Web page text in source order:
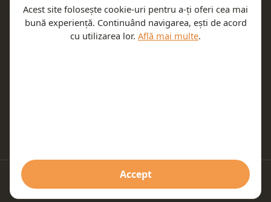
Autentificare
Comenzile mele
© 2026 Teeny. Toate drepturile rezervate.
Acest site folosește cookie-uri pentru a-ți oferi cea mai
bună experiență. Continuând navigarea, ești de acord
cu utilizarea lor. Află mai multe.
Accept